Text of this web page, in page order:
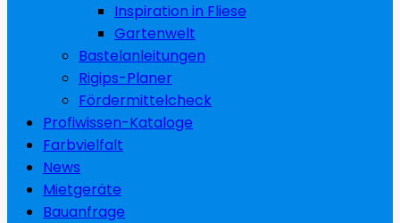
Inspiration in Fliese
Gartenwelt
Bastelanleitungen
Rigips-Planer
Fördermittelcheck
Profiwissen-Kataloge
Farbvielfalt
News
Mietgeräte
Bauanfrage